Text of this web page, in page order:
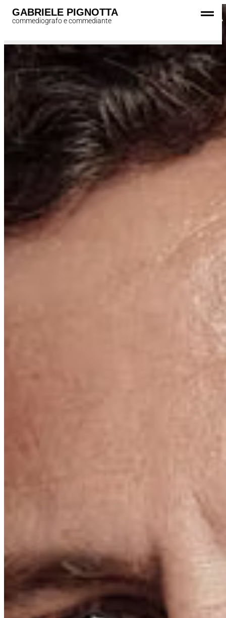
GABRIELE PIGNOTTA
commediografo e commediante
GABRIELE PIGNOTTA